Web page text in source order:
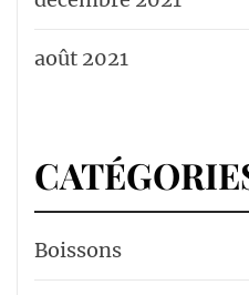
août 2021
Boissons